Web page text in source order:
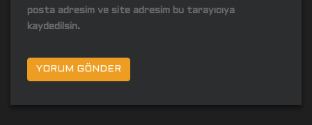
posta adresim ve site adresim bu tarayıcıya
kaydedilsin.